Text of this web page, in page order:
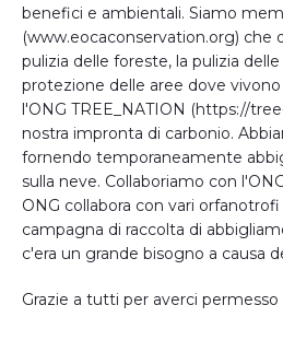
benefici e ambientali. Siamo
(www.eocaconservation.org) che
pulizia delle foreste, la pulizia
protezione delle aree dove
l'ONG TREE_NATION (https://
nostra impronta di carbonio.
fornendo temporaneamente
sulla neve. Collaboriamo con
ONG collabora con vari
campagna di raccolta di
c'era un grande bisogno a causa
Grazie a tutti per averci